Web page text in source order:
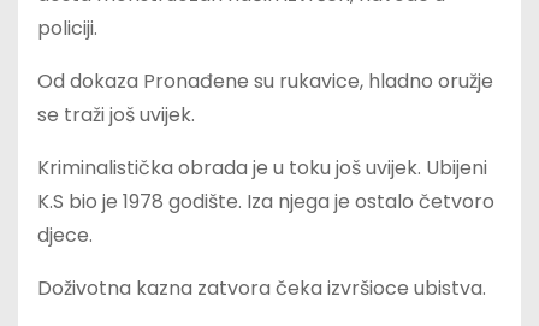
policiji.
Od dokaza Pronađene su rukavice, hladno oružje
se traži još uvijek.
Kriminalistička obrada je u toku još uvijek. Ubijeni
K.S bio je 1978 godište. Iza njega je ostalo četvoro
djece.
Doživotna kazna zatvora čeka izvršioce ubistva.